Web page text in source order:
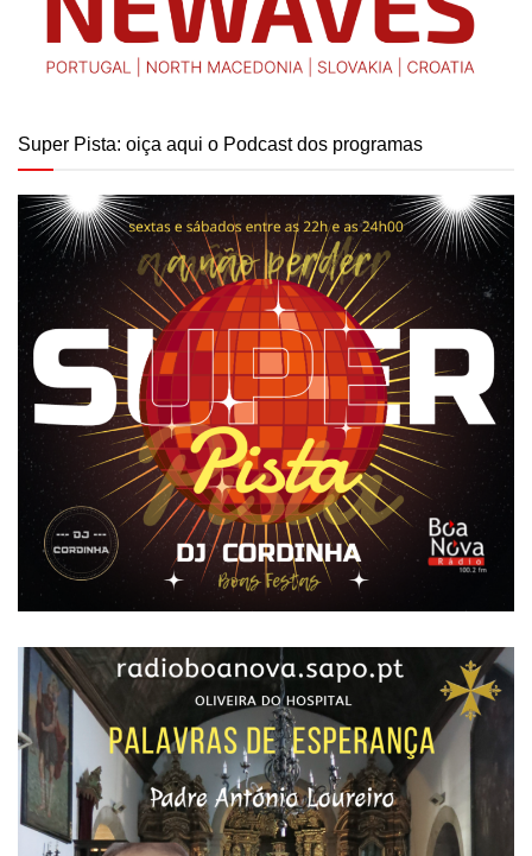
Super Pista: oiça aqui o Podcast dos programas